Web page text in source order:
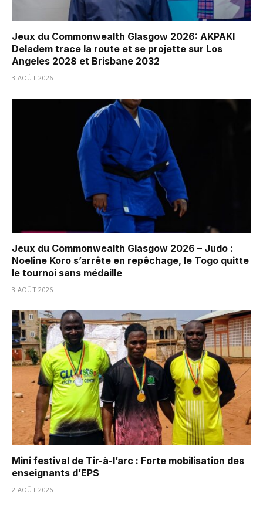
Jeux du Commonwealth Glasgow 2026: AKPAKI
Deladem trace la route et se projette sur Los
Angeles 2028 et Brisbane 2032
3 AOÛT 2026
Jeux du Commonwealth Glasgow 2026 – Judo :
Noeline Koro s’arrête en repêchage, le Togo quitte
le tournoi sans médaille
3 AOÛT 2026
Mini festival de Tir-à-l’arc : Forte mobilisation des
enseignants d’EPS
2 AOÛT 2026